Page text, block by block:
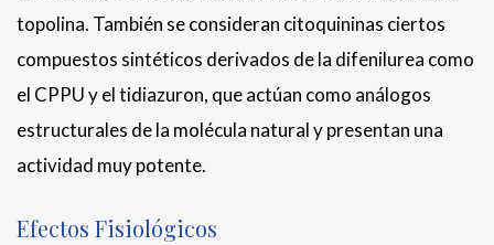
topolina. También se consideran citoquininas ciertos
compuestos sintéticos derivados de la difenilurea como
el CPPU y el tidiazuron, que actúan como análogos
estructurales de la molécula natural y presentan una
actividad muy potente.
Efectos Fisiológicos